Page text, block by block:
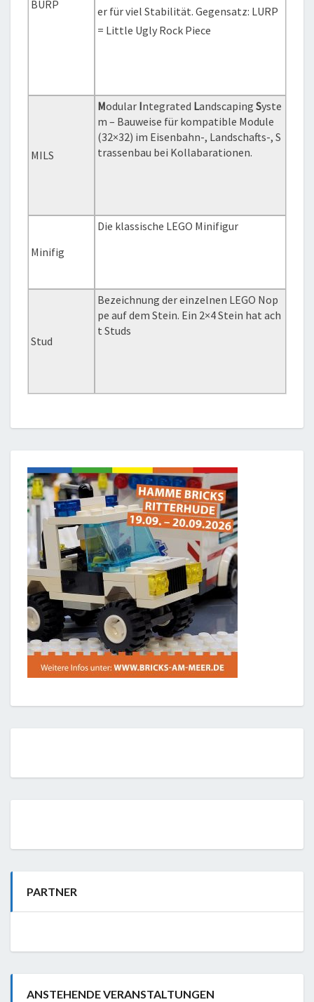
BURP
er für viel Stabilität. Gegensatz: LURP
= Little Ugly Rock Piece
MILS
Modular Integrated LandscapingSyste
m – Bauweise für kompatible Module
(32×32) im Eisenbahn-, Landschafts-, S
trassenbau bei Kollabarationen.
Minifig
Die klassische LEGO Minifigur
Stud
Bezeichnung der einzelnen LEGO Nop
pe auf dem Stein. Ein 2×4 Stein hat ach
t Studs
PARTNER
ANSTEHENDE VERANSTALTUNGEN